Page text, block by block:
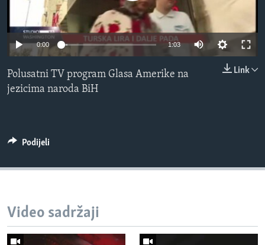
MAGAZIN
O GLASU AMERIKE
Jezici
0:00 1:03
Link
Polusatni TV program Glasa Amerike na
jezicima naroda BiH
Podijeli
Video sadržaji